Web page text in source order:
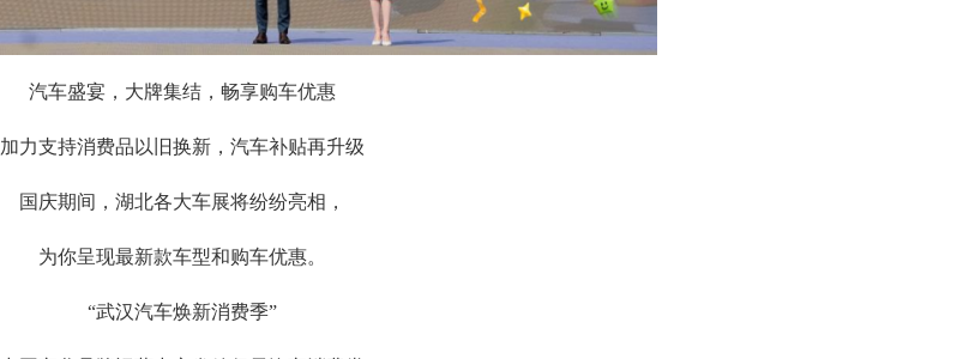
汽车盛宴，大牌集结，畅享购车优惠
加力支持消费品以旧换新，汽车补贴再升级
国庆期间，湖北各大车展将纷纷亮相，
为你呈现最新款车型和购车优惠。
“武汉汽车焕新消费季”